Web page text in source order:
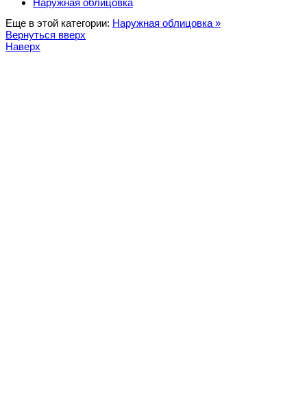
Наружная облицовка
Еще в этой категории: Наружная облицовка »
Вернуться вверх
Наверх